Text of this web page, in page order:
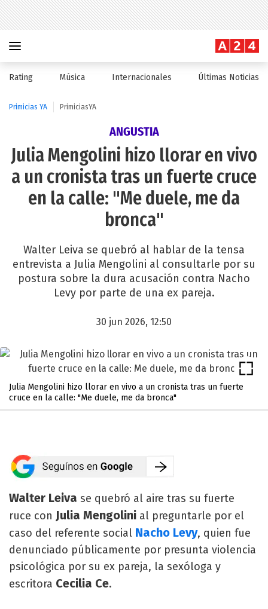
Rating Música Internacionales Últimas Noticias
Primicias YA PrimiciasYA
ANGUSTIA
Julia Mengolini hizo llorar en vivo
a un cronista tras un fuerte cruce
en la calle: "Me duele, me da
bronca"
Walter Leiva se quebró al hablar de la tensa
entrevista a Julia Mengolini al consultarle por su
postura sobre la dura acusación contra Nacho
Levy por parte de una ex pareja.
30 jun 2026, 12:50
Julia Mengolini hizo llorar en vivo a un cronista tras un fuerte
cruce en la calle: "Me duele, me da bronca"
Walter Leiva se quebró al aire tras su fuerte
ruce con Julia Mengolini al preguntarle por el
caso del referente social Nacho Levy, quien fue
denunciado públicamente por presunta violencia
psicológica por su ex pareja, la sexóloga y
escritora Cecilia Ce.